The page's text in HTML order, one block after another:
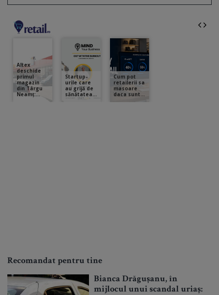
Recomandat pentru tine
Bianca Drăgușanu, în
mijlocul unui scandal uriaș: